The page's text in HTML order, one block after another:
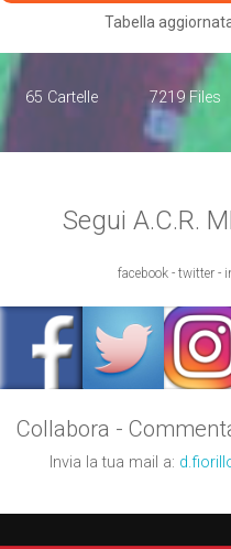
Tabella
65 Cartelle 7219 Files
Segui A.C.R.
facebook - twitter -
Collabora -
Invia la tua mail a: